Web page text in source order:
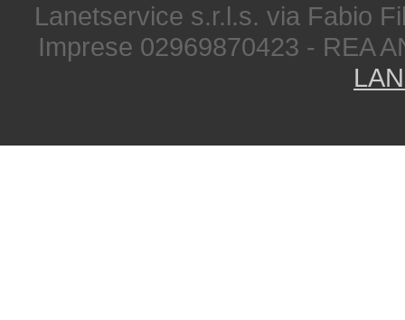
Lanetservice s.r.l.s. via Fabio
Imprese 02969870423 - REA